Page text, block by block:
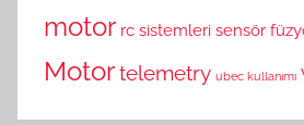
motor rc sistemleri sensör
Motortelemetry ubec kullanımı